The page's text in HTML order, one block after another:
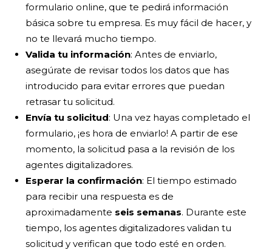
formulario online, que te pedirá información
básica sobre tu empresa. Es muy fácil de hacer, y
no te llevará mucho tiempo.
Valida tu información: Antes de enviarlo,
asegúrate de revisar todos los datos que has
introducido para evitar errores que puedan
retrasar tu solicitud.
Envía tu solicitud: Una vez hayas completado el
formulario, ¡es hora de enviarlo! A partir de ese
momento, la solicitud pasa a la revisión de los
agentes digitalizadores.
Esperar la confirmación: El tiempo estimado
para recibir una respuesta es de
aproximadamente seis semanas. Durante este
tiempo, los agentes digitalizadores validan tu
solicitud y verifican que todo esté en orden.